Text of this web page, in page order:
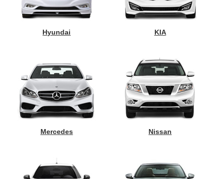
Hyundai KIA
Mercedes Nissan